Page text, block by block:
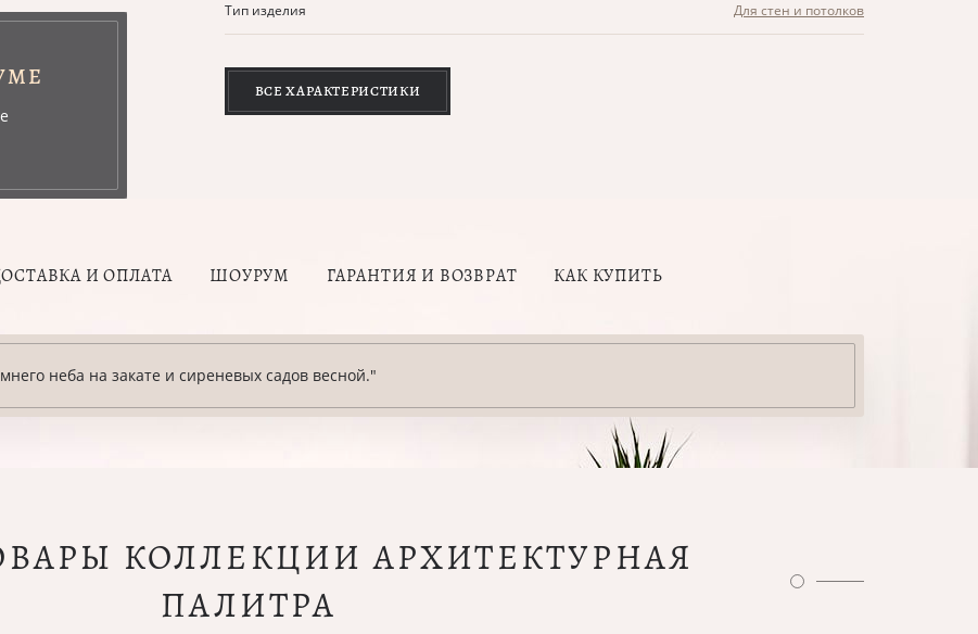
Тип изделия Для стен и потолков
ВСЕ ХАРАКТЕРИСТИКИ
И ОПЛАТА ШОУРУМ ГАРАНТИЯ И ВОЗВРАТ КАК КУПИТЬ
неба на закате и сиреневых садов весной."
КОЛЛЕКЦИИ АРХИТЕКТУРНАЯ
ПАЛИТРА